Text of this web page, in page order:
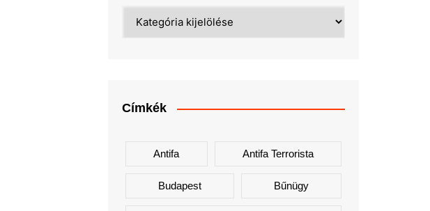
Címkék
Antifa Antifa Terrorista
Budapest Bűnügy